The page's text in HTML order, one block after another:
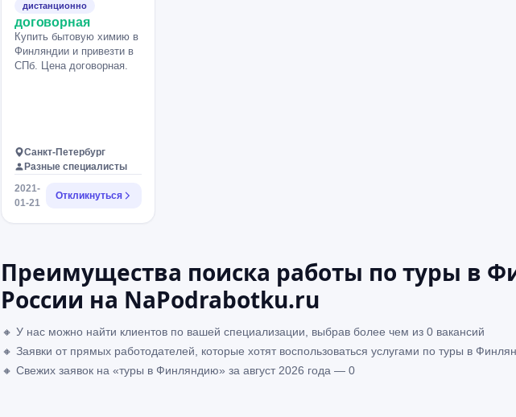
дистанционно
договорная
Купить бытовую химию в
Финляндии и привезти в
СПб. Цена договорная.
Санкт-Петербург
Разные специалисты
2021-
01-21
Откликнуться
Преимущества поиска работы по туры в
России на NaPodrabotku.ru
🔸 У нас можно найти клиентов по вашей специализации, выбрав более чем из 0 вакансий
🔸 Заявки от прямых работодателей, которые хотят воспользоваться услугами по туры в
🔸 Свежих заявок на «туры в Финляндию» за август 2026 года — 0